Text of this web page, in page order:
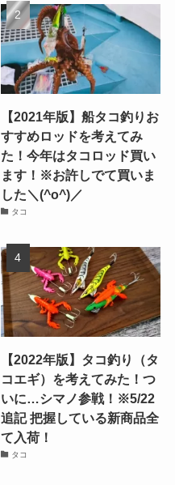
【2021年版】船タコ釣りお
すすめロッドを考えてみ
た！今年はタコロッド買い
ます！※お許しでて買いま
した＼(^o^)／
タコ
【2022年版】タコ釣り（タ
コエギ）を考えてみた！つ
いに…シマノ参戦！※5/22
追記 把握している新商品全
て入荷！
タコ